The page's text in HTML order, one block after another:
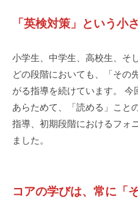
「英検対策」という小
小学生、中学生、高校生、そ
どの段階においても、「その
がる指導を続けています。 今
あらためて、「読める」こと
指導、初期段階におけるフォ
ました。
コアの学びは、常に「